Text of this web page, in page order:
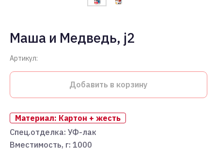
Маша и Медведь, j2
Артикул:
Добавить в корзину
Материал: Картон + жесть
Спец.отделка: УФ-лак
Вместимость, г: 1000